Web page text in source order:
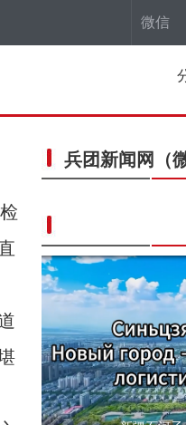
微信
兵团新闻网 （